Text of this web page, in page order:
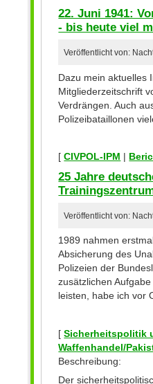
22. Juni 1941:
- bis heute viel
Veröffentlicht von:
Dazu mein aktuelles
Mitgliederzeitschrift
Verdrängen. Auch
Polizeibataillonen
[CIVPOL-IPM |
25 Jahre
Veröffentlicht von:
1989 nahmen
Absicherung des
Polizeien der
zusätzlichen
leisten, habe ich vor
[Sicherheitspolitik
Waffenhandel/
Beschreibung:
Der